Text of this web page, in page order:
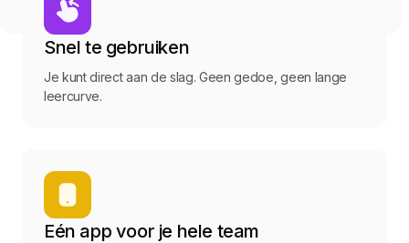
Snel te gebruiken
Je kunt direct aan de slag. Geen gedoe, geen lange
leercurve.
Eén app voor je hele team